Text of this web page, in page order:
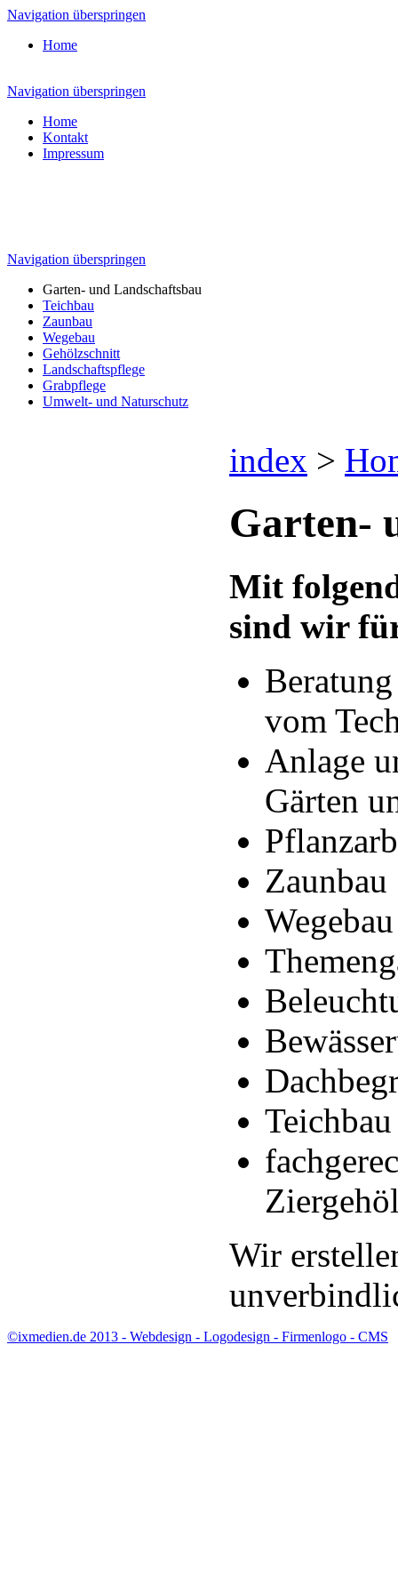
Navigation überspringen
Home
Navigation überspringen
Home
Kontakt
Impressum
Navigation überspringen
Garten- und Landschaftsbau
Teichbau
Zaunbau
Wegebau
Gehölzschnitt
Landschaftspflege
Grabpflege
Umwelt- und Naturschutz
index >
Garten-
Mit
sind wir
vom
Anlage
Gärten
Zaunbau
Wegebau
Teichbau
Wir
©ixmedien.de 2013 - Webdesign - Logodesign - Firmenlogo - CMS